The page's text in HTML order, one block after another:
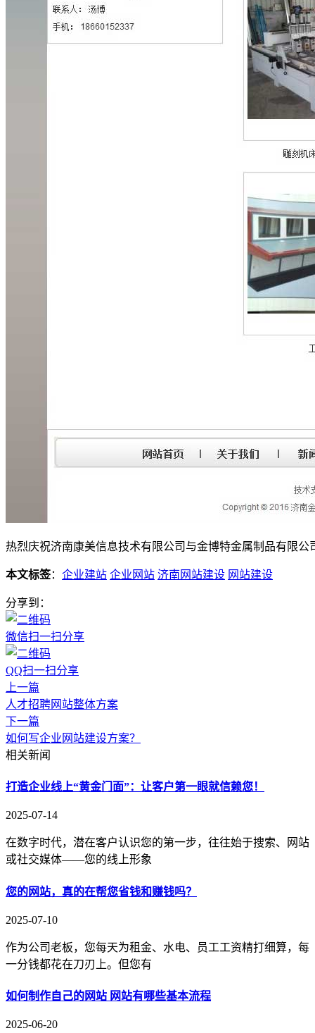
热烈庆祝济南康美信息技术有限公司与金博特金属制品有限公
本文标签： 企业建站 企业网站 济南网站建设 网站建设
分享到：
微信扫一扫分享
QQ扫一扫分享
上一篇
人才招聘网站整体方案
下一篇
如何写企业网站建设方案？
相关新闻
打造企业线上“黄金门面”：让客户第一眼就信赖您！
2025-07-14
在数字时代，潜在客户认识您的第一步，往往始于搜索、网站
或社交媒体——您的线上形象
您的网站，真的在帮您省钱和赚钱吗？
2025-07-10
作为公司老板，您每天为租金、水电、员工工资精打细算，每
一分钱都花在刀刃上。但您有
如何制作自己的网站 网站有哪些基本流程
2025-06-20